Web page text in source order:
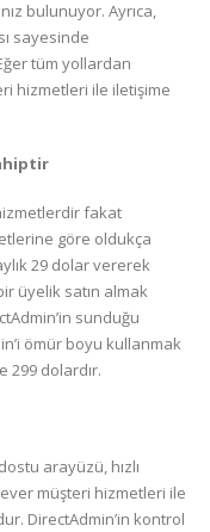
bulunuyor. Ayrıca,
sayesinde
tüm yollardan
hizmetleri ile iletişime
fakat
göre oldukça
29 dolar vererek
üyelik satın almak
sunduğu
ömür boyu kullanmak
299 dolardır.
arayüzü, hızlı
müşteri hizmetleri ile
DirectAdmin’in kontrol